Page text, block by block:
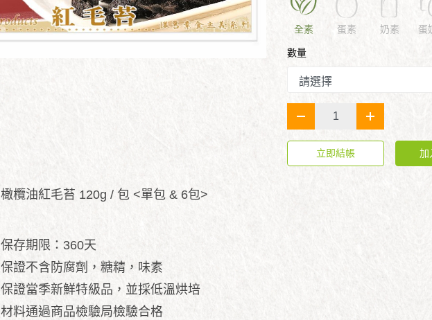
全素 蛋素 奶素 蛋
數量
- +
立即結帳 加
橄欖油紅毛苔 120g / 包 <單包 & 6包>
保存期限：360天
保證不含防腐劑，糖精，味素
保證當季新鮮特級品，並採低溫烘培
材料通過商品檢驗局檢驗合格